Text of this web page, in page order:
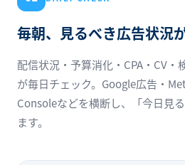
毎朝、見るべき広告状況
配信状況・予算消化・CPA・CV・
が毎日チェック。Google広告・
Consoleなどを横断し、「今日見
ます。